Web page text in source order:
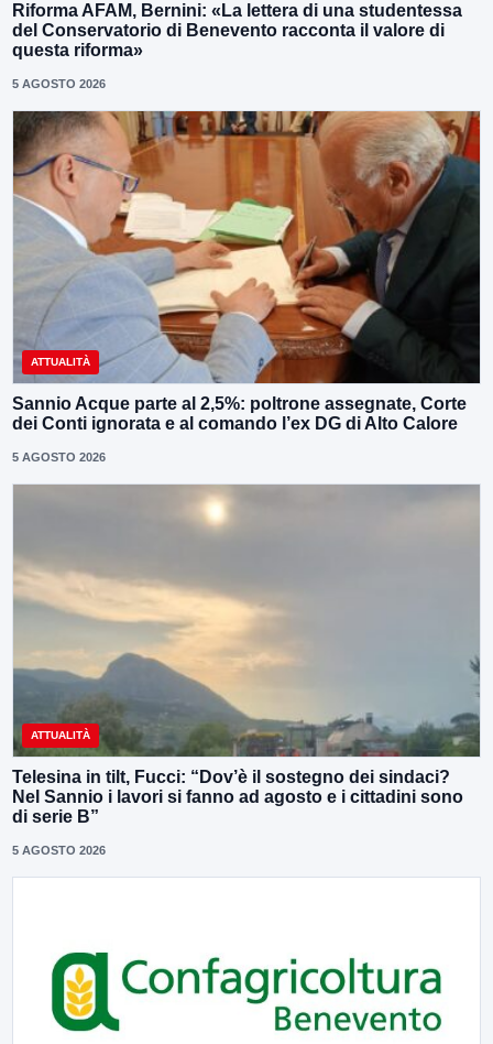
Riforma AFAM, Bernini: «La lettera di una studentessa
del Conservatorio di Benevento racconta il valore di
questa riforma»
5 AGOSTO 2026
ATTUALITÀ
Sannio Acque parte al 2,5%: poltrone assegnate, Corte
dei Conti ignorata e al comando l’ex DG di Alto Calore
5 AGOSTO 2026
ATTUALITÀ
Telesina in tilt, Fucci: “Dov’è il sostegno dei sindaci?
Nel Sannio i lavori si fanno ad agosto e i cittadini sono
di serie B”
5 AGOSTO 2026